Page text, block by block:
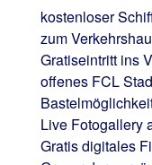
kostenloser
zum
Gratiseintritt ins
offenes FCL
Live Fotogallery
Gratis digitales